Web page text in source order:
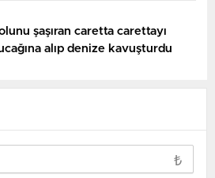
şaşıran caretta carettayı
alıp denize kavuşturdu
₺